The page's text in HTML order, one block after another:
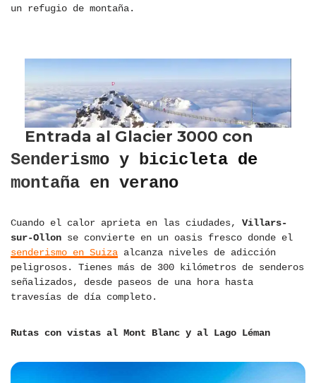
un refugio de montaña.
Senderismo y bicicleta de
montaña en verano
Cuando el calor aprieta en las ciudades, Villars-
sur-Ollon se convierte en un oasis fresco donde el
senderismo en Suiza alcanza niveles de adicción
peligrosos. Tienes más de 300 kilómetros de senderos
señalizados, desde paseos de una hora hasta
travesías de día completo.
Rutas con vistas al Mont Blanc y al Lago Léman